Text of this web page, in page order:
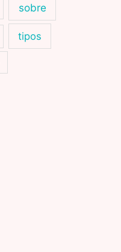
sobre
tipos